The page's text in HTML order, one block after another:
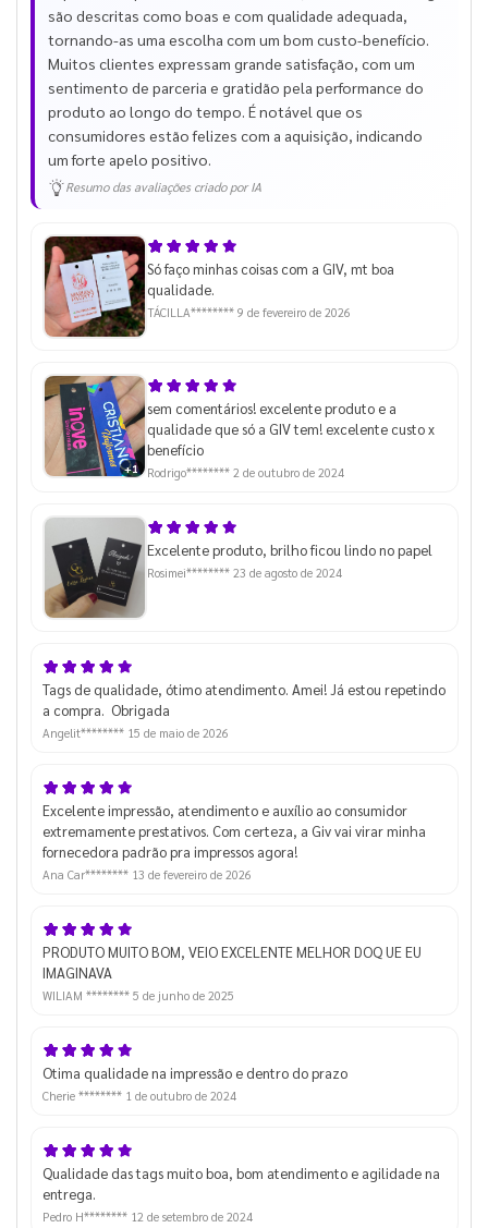
são descritas como boas e com qualidade adequada,
tornando-as uma escolha com um bom custo-benefício.
Muitos clientes expressam grande satisfação, com um
sentimento de parceria e gratidão pela performance do
produto ao longo do tempo. É notável que os
consumidores estão felizes com a aquisição, indicando
um forte apelo positivo.
Resumo das avaliações criado por IA
Só faço minhas coisas com a GIV, mt boa
qualidade.
TÁCILLA******** 9 de fevereiro de 2026
+1
sem comentários! excelente produto e a
qualidade que só a GIV tem! excelente custo x
benefício
Rodrigo******** 2 de outubro de 2024
Excelente produto, brilho ficou lindo no papel
Rosimei******** 23 de agosto de 2024
Tags de qualidade, ótimo atendimento. Amei! Já estou repetindo
a compra. Obrigada
Angelit******** 15 de maio de 2026
Excelente impressão, atendimento e auxílio ao consumidor
extremamente prestativos. Com certeza, a Giv vai virar minha
fornecedora padrão pra impressos agora!
Ana Car******** 13 de fevereiro de 2026
PRODUTO MUITO BOM, VEIO EXCELENTE MELHOR DOQ UE EU
IMAGINAVA
WILIAM ******** 5 de junho de 2025
Otima qualidade na impressão e dentro do prazo
Cherie ******** 1 de outubro de 2024
Qualidade das tags muito boa, bom atendimento e agilidade na
entrega.
Pedro H******** 12 de setembro de 2024